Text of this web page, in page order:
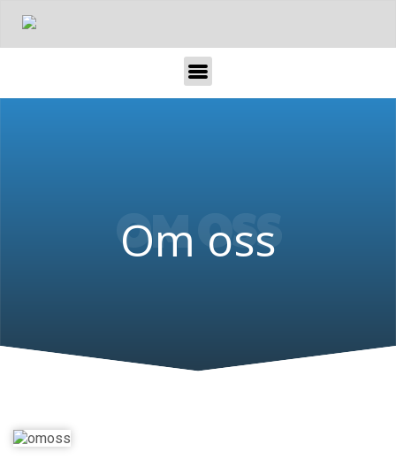
Om oss
OM OSS